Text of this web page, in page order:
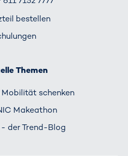
bestellen
Themen
Mobilität schenken
Makeathon
der Trend-Blog